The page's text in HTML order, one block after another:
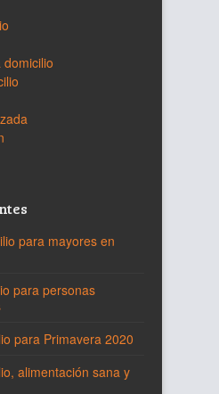
domicilio
para mayores en
para personas
para Primavera 2020
alimentación sana y